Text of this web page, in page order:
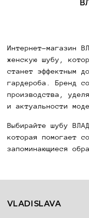
Интернет-магазин
женскую шубу,
станет эффектным
гардероба. Бренд
производства,
и актуальности
Выбирайте шубу
которая помогает
запоминающиеся
VLADISLAVA